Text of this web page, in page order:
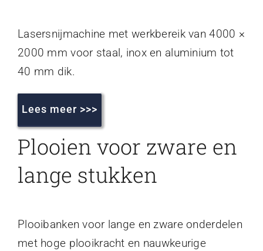
Lasersnijmachine met werkbereik van 4000 ×
2000 mm voor staal, inox en aluminium tot
40 mm dik.
Lees meer >>>
Plooien voor zware en
lange stukken
Plooibanken voor lange en zware onderdelen
met hoge plooikracht en nauwkeurige